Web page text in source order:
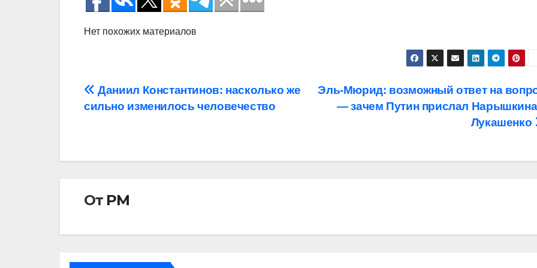
Нет похожих материалов
Навигация
Эль-Мюрид: возможный ответ на
— зачем Путин прислал
Лукашенко
Даниил Константинов: насколько же
сильно изменилось человечество
От РМ